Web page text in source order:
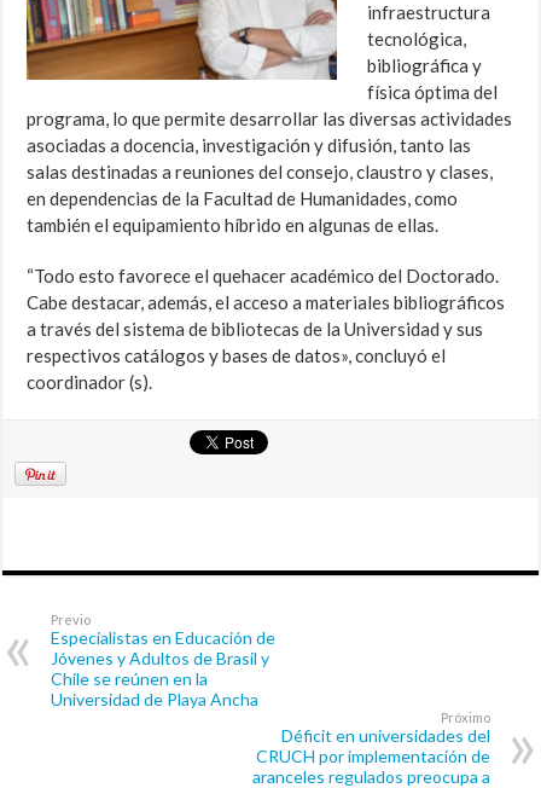
infraestructura
tecnológica,
bibliográfica y
física óptima del
programa, lo que permite desarrollar las diversas actividades
asociadas a docencia, investigación y difusión, tanto las
salas destinadas a reuniones del consejo, claustro y clases,
en dependencias de la Facultad de Humanidades, como
también el equipamiento híbrido en algunas de ellas.
“Todo esto favorece el quehacer académico del Doctorado.
Cabe destacar, además, el acceso a materiales bibliográficos
a través del sistema de bibliotecas de la Universidad y sus
respectivos catálogos y bases de datos», concluyó el
coordinador (s).
Previo
Especialistas en Educación de
Jóvenes y Adultos de Brasil y
Chile se reúnen en la
Universidad de Playa Ancha
Próximo
Déficit en universidades del
CRUCH por implementación de
aranceles regulados preocupa a